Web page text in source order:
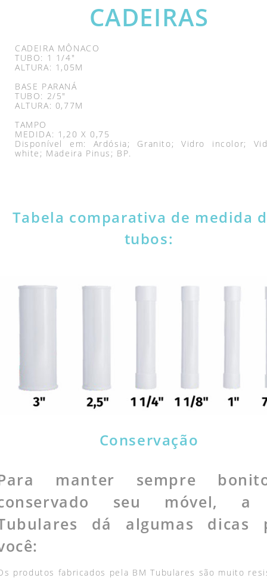
CADEIRAS
CADEIRA MÔNACO
TUBO: 1 1/4"
ALTURA: 1,05M
BASE PARANÁ
TUBO: 2/5"
ALTURA: 0,77M
TAMPO
MEDIDA: 1,20 X 0,75
Disponível em: Ardósia; Granito; Vidro incolor;
white; Madeira Pinus; BP.
Tabela comparativa de medida
tubos:
Conservação
manter sempre
seu móvel, a
dá algumas dicas
produtos fabricados pela BM Tubulares são muito